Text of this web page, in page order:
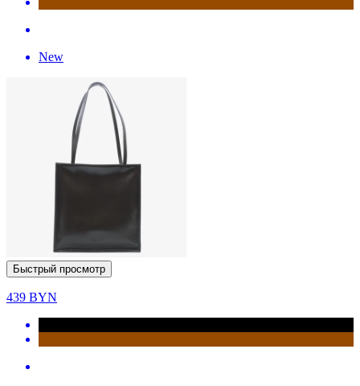
New
Быстрый просмотр
439 BYN